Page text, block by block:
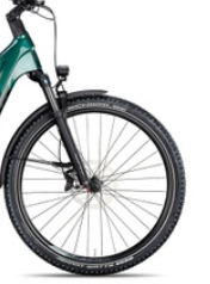
zu
gelangen.
Benutzer
von
können
Touch-
und